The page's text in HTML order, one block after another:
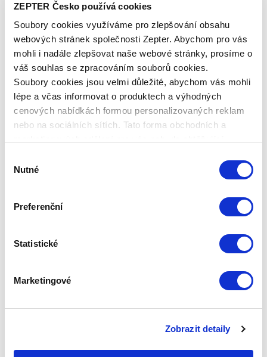
ZEPTER Česko používá cookies
Soubory cookies využíváme pro zlepšování obsahu
webových stránek společnosti Zepter. Abychom pro vás
mohli i nadále zlepšovat naše webové stránky, prosíme o
váš souhlas se zpracováním souborů cookies.
Soubory cookies jsou velmi důležité, abychom vás mohli
lépe a včas informovat o produktech a výhodných
cenových nabídkách formou personalizovaných reklam
nebo na sociálních sítích. Tato forma obchodních a
souhlasu
Nutné
Preferenční
Statistické
Marketingové
Zobrazit detaily
Zepter Club
Pouze členové klubu mají garanci